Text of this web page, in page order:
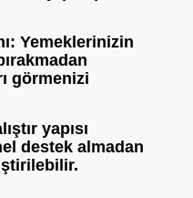
Yemeklerinizin
görmenizi
yapısı
destek almadan